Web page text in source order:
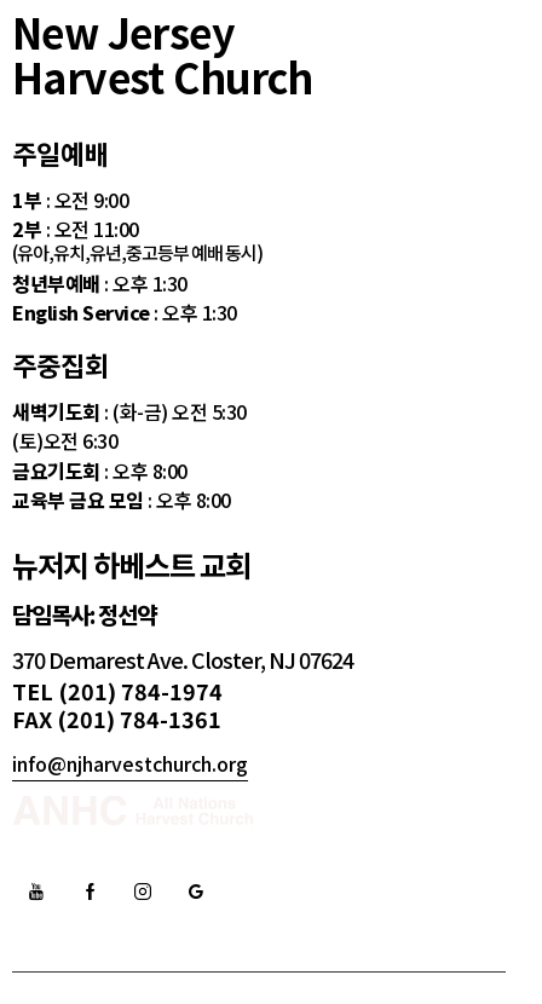
New Jersey
Harvest Church
주일예배
1부 : 오전 9:00
2부 : 오전 11:00
(유아,유치,유년,중고등부 예배 동시)
청년부예배 : 오후 1:30
English Service: 오후 1:30
주중집회
새벽기도회 : (화-금) 오전 5:30
(토)오전 6:30
금요기도회 : 오후 8:00
교육부 금요 모임 : 오후 8:00
뉴저지 하베스트 교회
담임목사: 정선약
370 Demarest Ave. Closter, NJ 07624
TEL (201) 784-1974
FAX (201) 784-1361
info@njharvestchurch.org